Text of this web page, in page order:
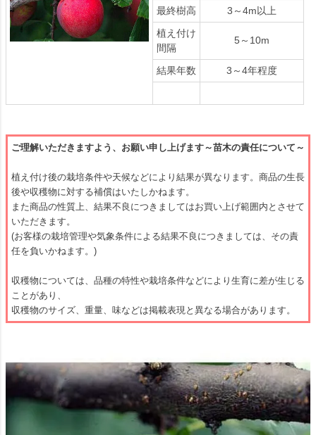
最終樹高
3～4m以上
植え付け
間隔
5～10m
結果年数 3～4年程度
ご理解いただきますよう、お願い申し上げます～苗木の責任について～
植え付け後の栽培条件や天候などにより結果が異なります。商品の生長
後や収穫物に対する補償はいたしかねます。
また商品の性質上、結果不良につきましてはお買い上げ範囲内とさせて
いただきます。
(お客様の栽培管理や気象条件による結果不良につきましては、その責
任を負いかねます。)
収穫物については、品種の特性や栽培条件などにより生育に差が生じる
ことがあり、
収穫物のサイズ、重量、味などは掲載表現と異なる場合があります。